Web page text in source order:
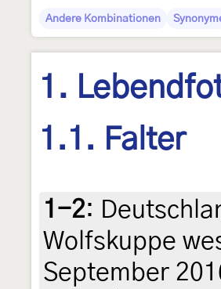
Andere Kombinationen
1.
1.1. Falter
1-2:
Wolfskuppe
September